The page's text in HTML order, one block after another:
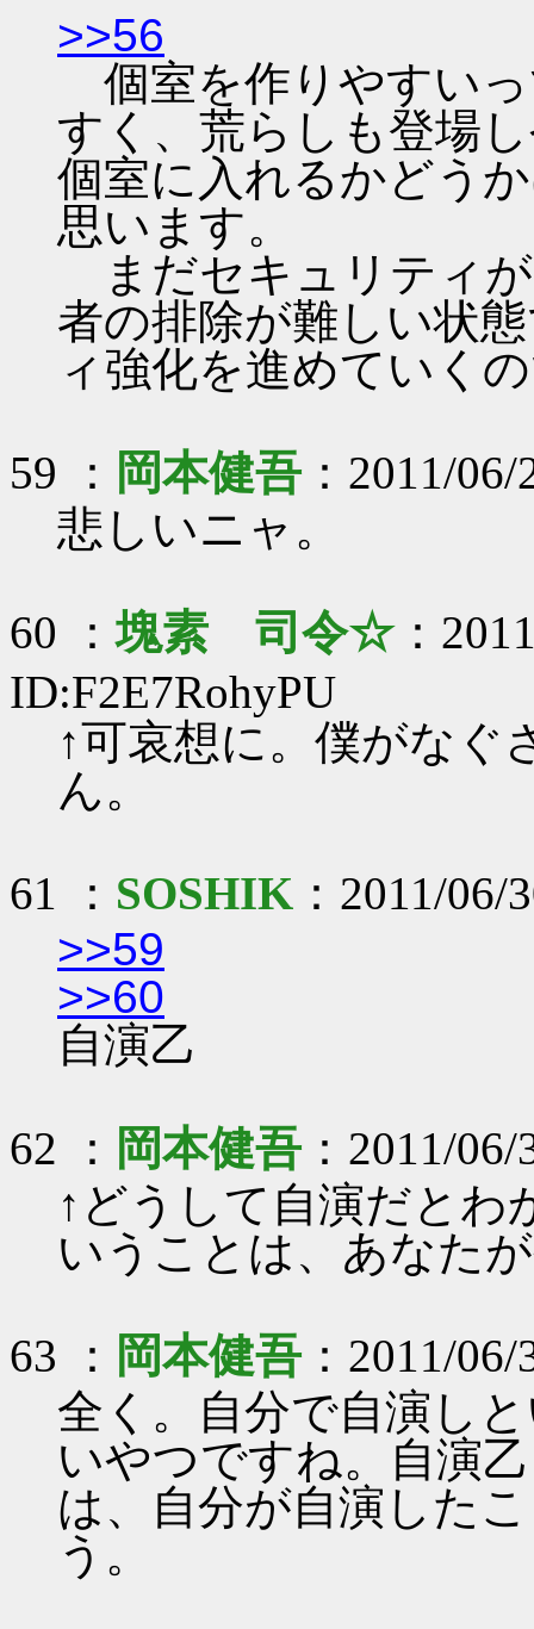
>>56
個室を作りやすい
すく、荒らしも登場
個室に入れるかどう
思います。
まだセキュリティ
者の排除が難しい状
ィ強化を進めていく
59 ： 岡本健吾：2011/06/
悲しいニャ。
60 ：塊素 司令☆：
ID:F2E7RohyPU
↑可哀想に。僕がなぐ
ん。
61 ： SOSHIK ：2011/
>>59
>>60
自演乙
62 ： 岡本健吾：2011/06/
↑どうして自演だとわ
いうことは、あなた
63 ： 岡本健吾：2011/06/
全く。自分で自演し
いやつですね。自演
は、自分が自演した
う。